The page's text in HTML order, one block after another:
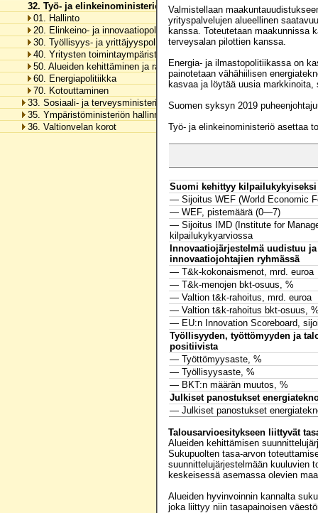
32. Työ- ja elinkeinoministeriön hallinnonala
01. Hallinto
20. Elinkeino- ja innovaatiopolitiikka
30. Työllisyys- ja yrittäjyyspolitiikka
40. Yritysten toimintaympäristö, markkinoiden sääntely ja työelämä
50. Alueiden kehittäminen ja rakennerahastopolitiikka
60. Energiapolitiikka
70. Kotouttaminen
33. Sosiaali- ja terveysministeriön hallinnonala
35. Ympäristöministeriön hallinnonala
36. Valtionvelan korot
Valmistellaan
yrityspalvelujen alueellinen
kanssa. Toteutetaan maakunnissa
terveysalan pilottien kanssa.
Energia- ja ilmastopolitiikassa on
painotetaan vähähiilisen
kasvaa ja löytää uusia
Suomen syksyn 2019
Työ- ja elinkeinoministeriö asettaa
Suomi kehittyy
— Sijoitus WEF (World Economic
— WEF, pistemäärä (0—7)
— Sijoitus IMD (Institute for
kilpailukykyarviossa
Innovaatiojärjestelmä uudistuu
innovaatiojohtajien ryhmässä
— T&k-kokonaismenot, mrd. euroa
— T&k-menojen bkt-osuus, %
— Valtion t&k-rahoitus, mrd. euroa
— Valtion t&k-rahoitus bkt-osuus,
— EU:n Innovation Scoreboard,
Työllisyyden, työttömyyden ja
positiivista
— Työttömyysaste, %
— Työllisyysaste, %
— BKT:n määrän muutos, %
Julkiset panostukset
— Julkiset panostukset
Talousarvioesitykseen liittyvät
Alueiden kehittämisen
Sukupuolten tasa-arvon
suunnittelujärjestelmään kuuluvien
keskeisessä asemassa olevien
Alueiden hyvinvoinnin kannalta
joka liittyy niin tasapainoisen